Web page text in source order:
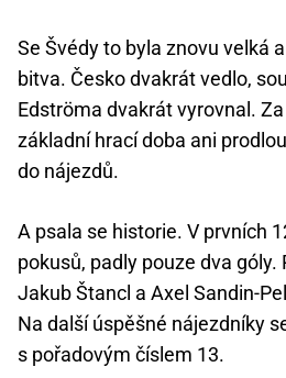
Se Švédy to byla znovu velká
bitva. Česko dvakrát vedlo,
Edströma dvakrát vyrovnal.
základní hrací doba ani
do nájezdů.
A psala se historie. V prvních
pokusů, padly pouze dva góly.
Jakub Štancl a Axel Sandin-
Na další úspěšné nájezdníky
s pořadovým číslem 13.